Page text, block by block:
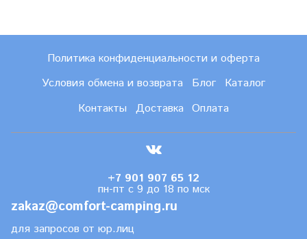
Политика конфиденциальности и оферта
Условия обмена и возврата
Блог
Каталог
Контакты
Доставка Оплата
+7 901 907 65 12
пн-пт с 9 до 18 по мск
zakaz@comfort-camping.ru
для запросов от юр.лиц